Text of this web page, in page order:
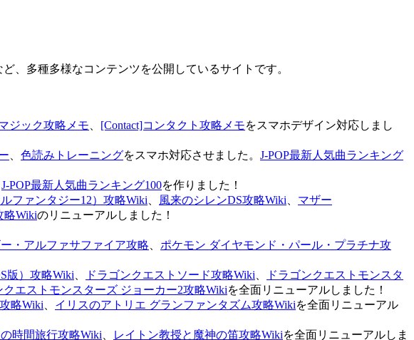
、多種多様なコンテンツを公開しているサイトです。
ジック攻略メモ [Contact]コンタクト攻略メモをスマホデザイン対応しまし
色読みトレーニングをスマホ対応させました。 J-POP最新人気曲ランキング
J-POP最新人気曲ランキング100を作りました！
ファンタジー12）攻略Wiki 風来のシレンDS攻略Wiki
マザー
略Wikiのリニューアルしました！
・アルファサファイア攻略
ポケモン ダイヤモンド・パール・プラチナ攻
版）攻略Wiki ドラゴンクエストソード攻略Wiki
ドラゴンクエストモンスタ
クエストモンスターズ ジョーカー2攻略Wikiを全面リニューアルしました！
略Wiki イリスのアトリエ グランファンタズム攻略Wikiを全面リニューアル
時間旅行攻略Wiki レイトン教授と魔神の笛攻略Wikiを全面リニューアルしま